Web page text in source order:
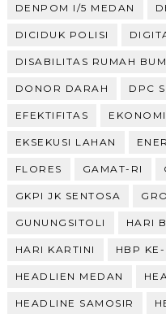
DENPOM I/5 MEDAN
DICIDUK POLISI
DISABILITAS RUMAH
DONOR DARAH DPC
EFEKTIFITAS EKONOMI
EKSEKUSI LAHAN
FLORES GAMAT-RI
GKPI JK SENTOSA
GUNUNGSITOLI HARI
HARI KARTINI HBP KE-
HEADLIEN MEDAN
HEADLINE SAMOSIR